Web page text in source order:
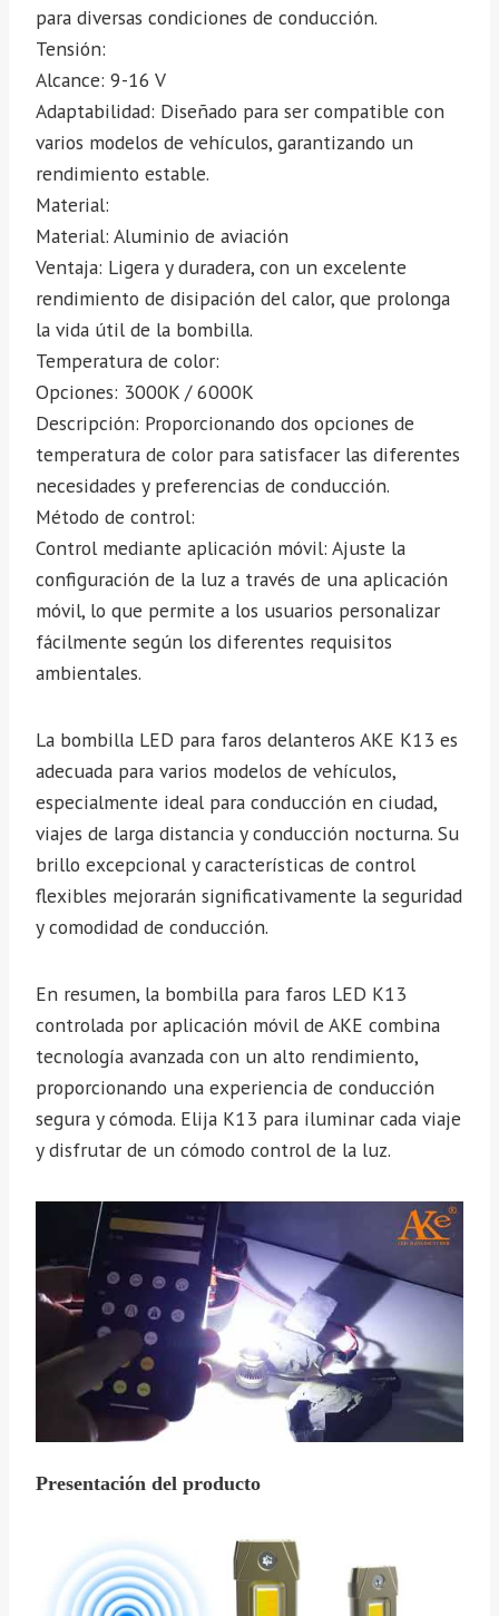
para diversas condiciones de conducción.
Tensión:
Alcance: 9-16 V
Adaptabilidad: Diseñado para ser compatible con
varios modelos de vehículos, garantizando un
rendimiento estable.
Material:
Material: Aluminio de aviación
Ventaja: Ligera y duradera, con un excelente
rendimiento de disipación del calor, que prolonga
la vida útil de la bombilla.
Temperatura de color:
Opciones: 3000K / 6000K
Descripción: Proporcionando dos opciones de
temperatura de color para satisfacer las diferentes
necesidades y preferencias de conducción.
Método de control:
Control mediante aplicación móvil: Ajuste la
configuración de la luz a través de una aplicación
móvil, lo que permite a los usuarios personalizar
fácilmente según los diferentes requisitos
ambientales.
La bombilla LED para faros delanteros AKE K13 es
adecuada para varios modelos de vehículos,
especialmente ideal para conducción en ciudad,
viajes de larga distancia y conducción nocturna. Su
brillo excepcional y características de control
flexibles mejorarán significativamente la seguridad
y comodidad de conducción.
En resumen, la bombilla para faros LED K13
controlada por aplicación móvil de AKE combina
tecnología avanzada con un alto rendimiento,
proporcionando una experiencia de conducción
segura y cómoda. Elija K13 para iluminar cada viaje
y disfrutar de un cómodo control de la luz.
Presentación del producto